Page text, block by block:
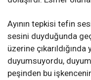
Ayının tepkisi tefin
sesini duyduğunda
üzerine çıkarıldığında
duyumsuyordu,
peşinden bu